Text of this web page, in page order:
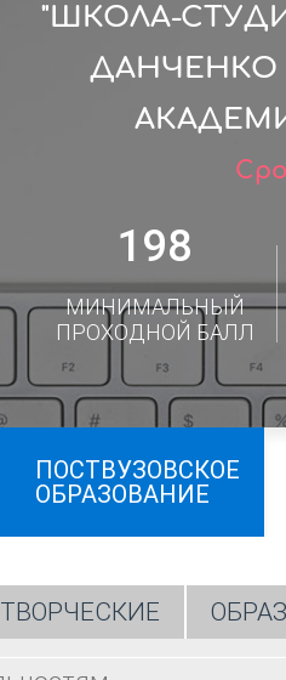
"ШКОЛА-
198
МИНИМАЛЬНЫЙ
ПРОХОДНОЙ БАЛЛ
ПОСТВУЗОВСКОЕ
ОБРАЗОВАНИЕ
ТВОРЧЕСКИЕ